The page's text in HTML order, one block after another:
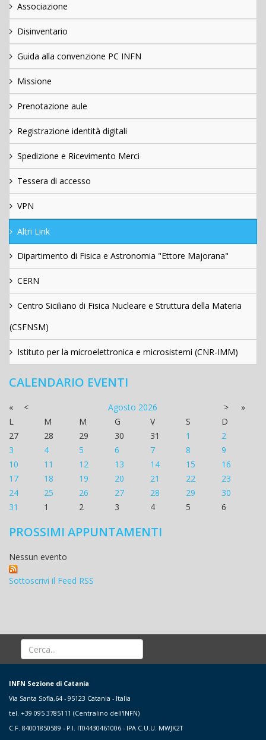
Associazione
Disinventario
Guida alla convenzione PC INFN
Missione
Prenotazione aule
Registrazione identità digitali
Spedizione e Ricevimento Merci
Tessera di accesso
VPN
Altri Link
Dipartimento di Fisica e Astronomia "Ettore Majorana"
CERN
Centro Siciliano di Fisica Nucleare e Struttura della Materia
(CSFNSM)
Istituto per la microelettronica e microsistemi (CNR-IMM)
CALENDARIO EVENTI
« < Agosto 2026 >
»
L
M M G V S
D
27
28 29 30 31 1
2
3
4 5 6 7 8
9
10
11 12 13 14 15
16
17
18 19 20 21 22
23
24
25 26 27 28 29
30
31
1 2 3 4 5 6
PROSSIMI APPUNTAMENTI
Nessun evento
Sottoscrivi il Feed RSS
INFN Sezione di Catania
Via Santa Sofia,64 - 95123 Catania - Italia
tel. +39 095 3785111 (Centralino dell'INFN)
C.F. 84001850589 - P.I. IT04430461006 - IPA C.U.U. MWJK2T